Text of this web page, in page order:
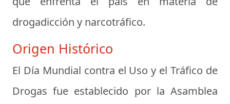
drogadicción y narcotráfico.
Origen Histórico
El Día Mundial contra el Uso y el Tráfico de
Drogas fue establecido por la Asamblea